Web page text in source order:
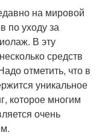
на мировой
по уходу за
В эту
средств
отметить, что в
уникальное
которое многим
очень